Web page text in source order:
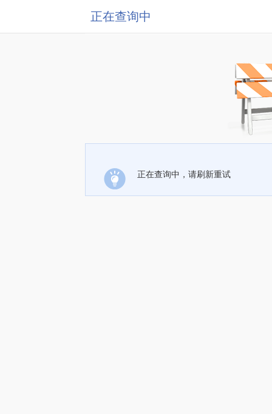
正在查询中
正在查询中，请刷新重试